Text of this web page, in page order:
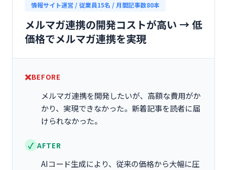
情報サイト運営 / 従業員15名 / 月間記事数80本
メルマガ連携の開発コストが高い → 低
価格でメルマガ連携を実現
BEFORE
メルマガ連携を開発したいが、高額な費用がか
かり、実現できなかった。新着記事を読者に届
けられなかった。
AFTER
AIコード生成により、従来の価格から大幅に圧